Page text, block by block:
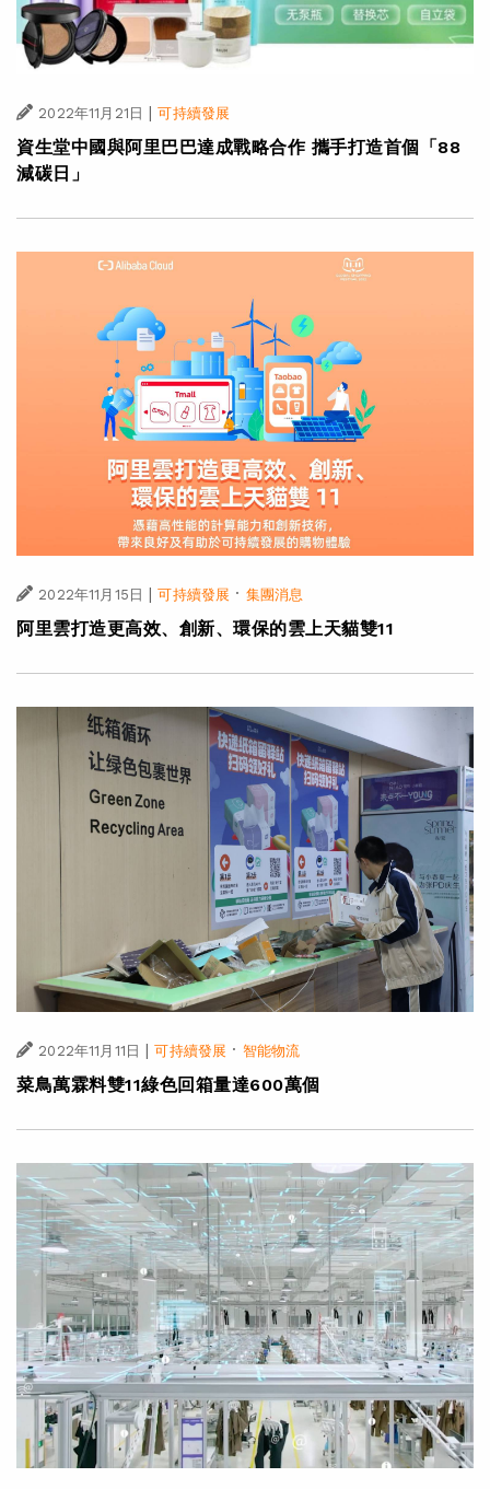
2022年11月21日 | 可持續發展
資生堂中國與阿里巴巴達成戰略合作 攜手打造首個「88
減碳日」
2022年11月15日 | 可持續發展 · 集團消息
阿里雲打造更高效、創新、環保的雲上天貓雙11
2022年11月11日 | 可持續發展 · 智能物流
菜鳥萬霖料雙11綠色回箱量達600萬個